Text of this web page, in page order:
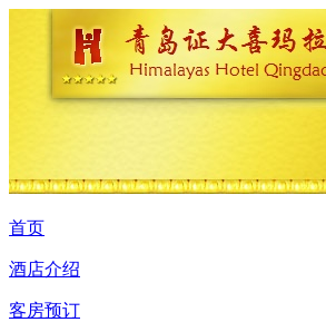
首页
酒店介绍
客房预订